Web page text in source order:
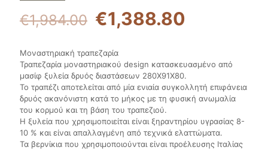
€1,984.00 €1,388.80
Μοναστηριακή τραπεζαρία
Τραπεζαρία μοναστηριακού design κατασκευασμένο από
μασίφ ξυλεία δρυός διαστάσεων 280Χ91Χ80.
Το τραπέζι αποτελείται από μία ενιαία συγκολλητή επιφάνεια
δρυός ακανόνιστη κατά το μήκος με τη φυσική ανωμαλία
του κορμού και τη βάση του τραπεζιού.
Η ξυλεία που χρησιμοποιείται είναι ξηραντηρίου υγρασίας 8-
10 % και είναι απαλλαγμένη από τεχνικά ελαττώματα.
Τα βερνίκια που χρησιμοποιούνται είναι προέλευσης Ιταλίας